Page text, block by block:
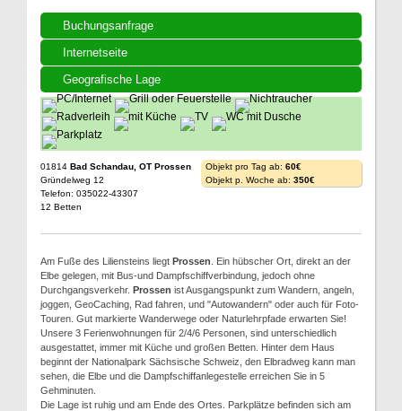
Buchungsanfrage
Internetseite
Geografische Lage
01814 Bad Schandau, OT Prossen
Gründelweg 12
Telefon: 035022-43307
12 Betten
Objekt pro Tag ab: 60€
Objekt p. Woche ab: 350€
Am Fuße des Liliensteins liegt Prossen . Ein hübscher Ort, direkt an der
Elbe gelegen, mit Bus-und Dampfschiffverbindung, jedoch ohne
Durchgangsverkehr. Prossen ist Ausgangspunkt zum Wandern, angeln,
joggen, GeoCaching, Rad fahren, und "Autowandern" oder auch für Foto-
Touren. Gut markierte Wanderwege oder Naturlehrpfade erwarten Sie!
Unsere 3 Ferienwohnungen für 2/4/6 Personen, sind unterschiedlich
ausgestattet, immer mit Küche und großen Betten. Hinter dem Haus
beginnt der Nationalpark Sächsische Schweiz, den Elbradweg kann man
sehen, die Elbe und die Dampfschiffanlegestelle erreichen Sie in 5
Gehminuten.
Die Lage ist ruhig und am Ende des Ortes. Parkplätze befinden sich am